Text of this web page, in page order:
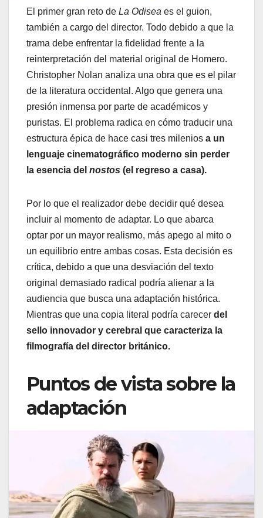
El primer gran reto de La Odisea es el guion,
también a cargo del director. Todo debido a que la
trama debe enfrentar la fidelidad frente a la
reinterpretación del material original de Homero.
Christopher Nolan analiza una obra que es el pilar
de la literatura occidental. Algo que genera una
presión inmensa por parte de académicos y
puristas. El problema radica en cómo traducir una
estructura épica de hace casi tres milenios a un
lenguaje cinematográfico moderno sin perder
la esencia del nostos (el regreso a casa).
Por lo que el realizador debe decidir qué desea
incluir al momento de adaptar. Lo que abarca
optar por un mayor realismo, más apego al mito o
un equilibrio entre ambas cosas. Esta decisión es
crítica, debido a que una desviación del texto
original demasiado radical podría alienar a la
audiencia que busca una adaptación histórica.
Mientras que una copia literal podría carecer del
sello innovador y cerebral que caracteriza la
filmografía del director británico.
Puntos de vista sobre la
adaptación